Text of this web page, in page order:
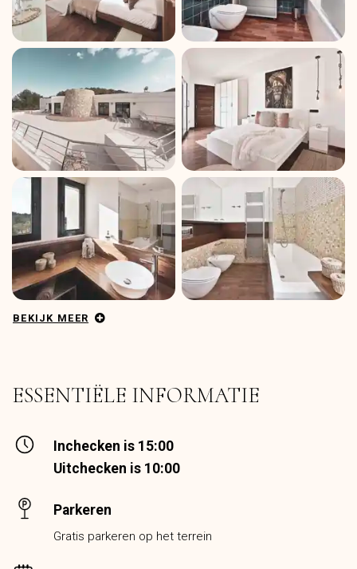
BEKIJK MEER
ESSENTIËLE INFORMATIE
Inchecken is 15:00
Uitchecken is 10:00
Parkeren
Gratis parkeren op het terrein